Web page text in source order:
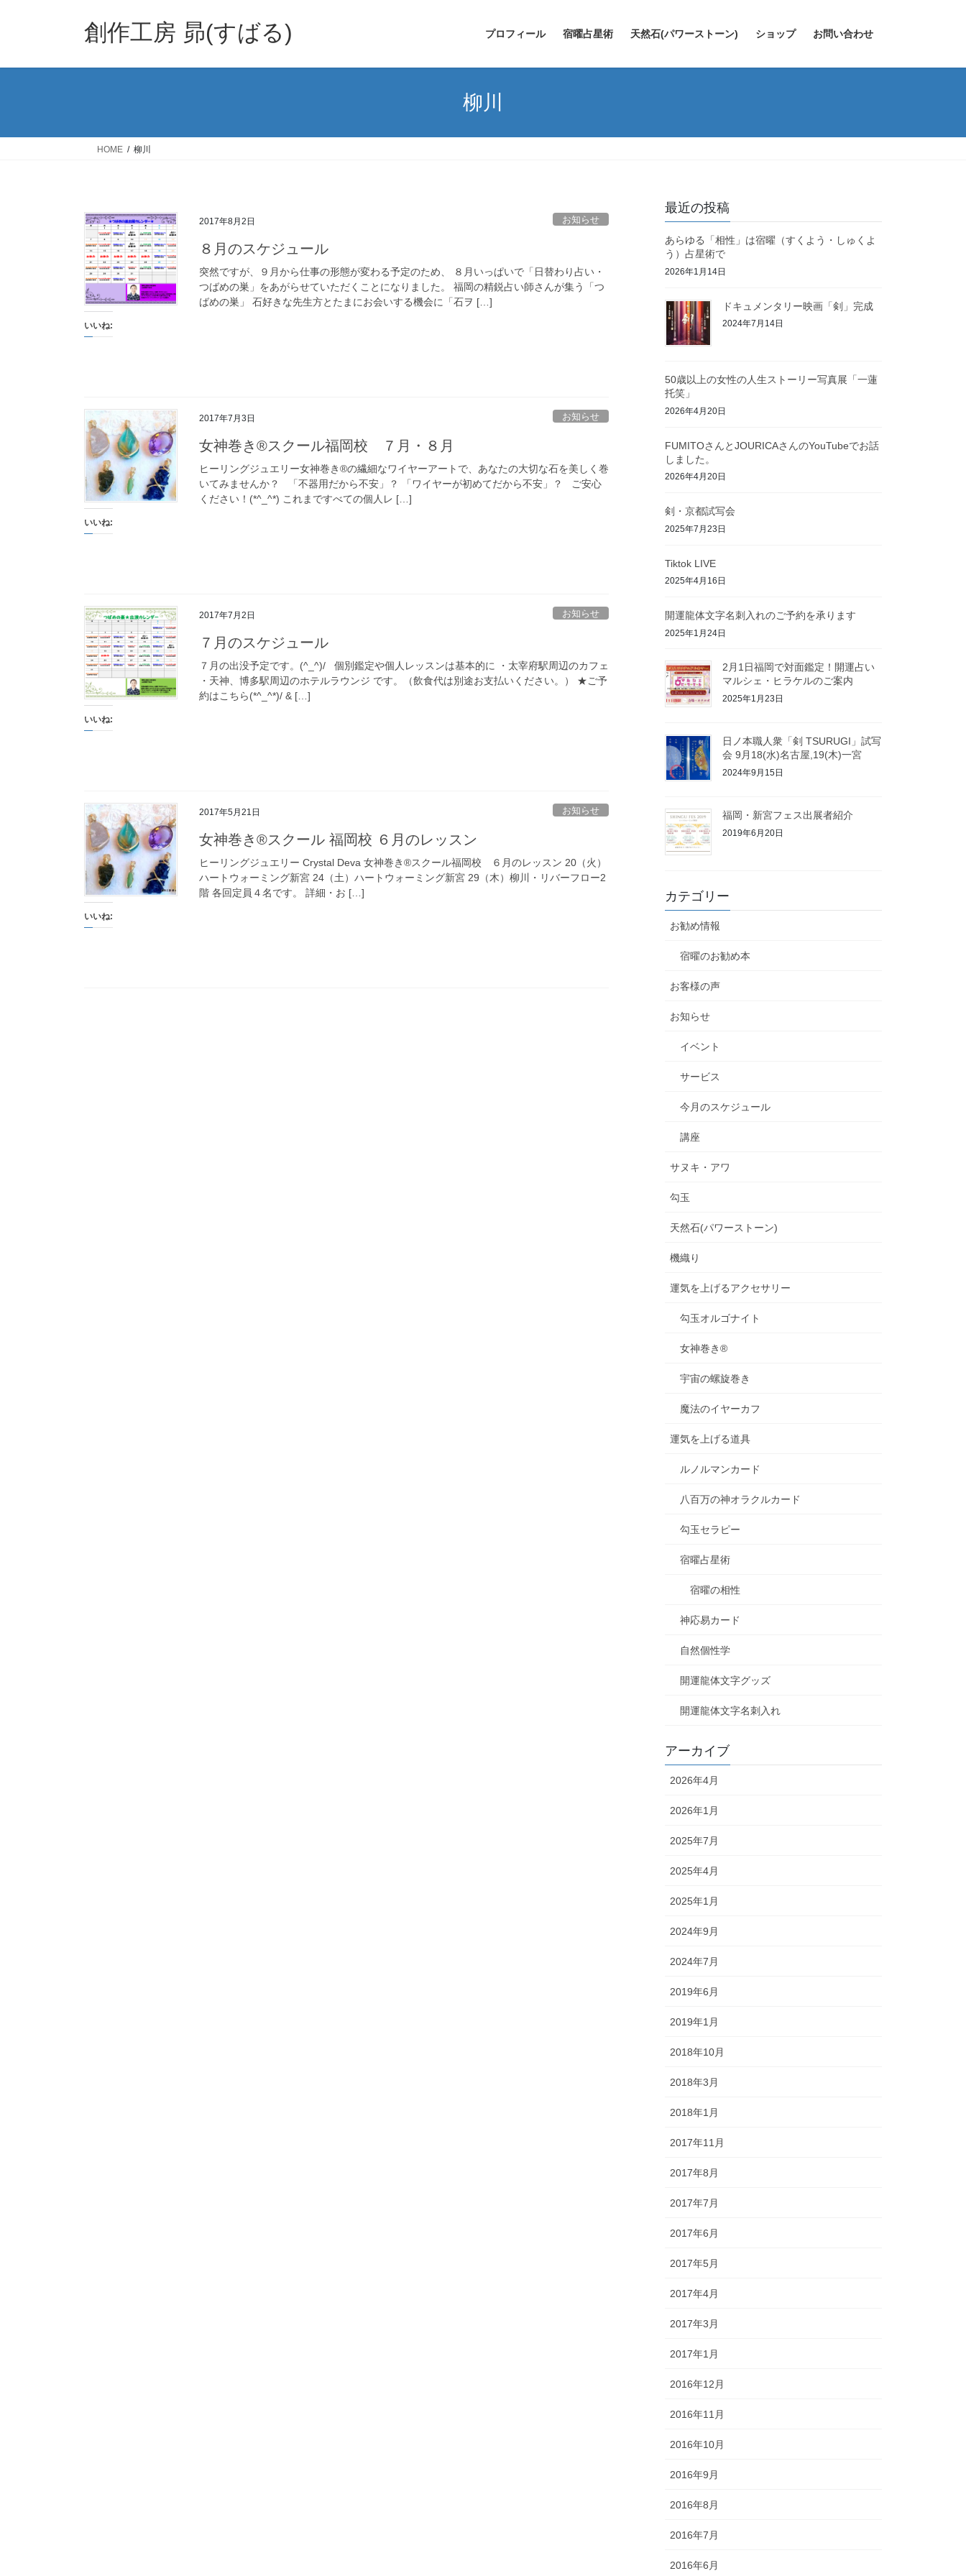
創作工房 昴(すばる) プロフィール 宿曜占星術 天然石(パワーストーン) ショップ お問い合わせ
柳川
HOME 柳川
2017年8月2日 お知らせ
８月のスケジュール
突然ですが、９月から仕事の形態が変わる予定のため、 ８月いっぱいで「日替わり占い・
つばめの巣」をあがらせていただくことになりました。 福岡の精鋭占い師さんが集う「つ
ばめの巣」 石好きな先生方とたまにお会いする機会に「石ヲ […]
いいね:
2017年7月3日 お知らせ
女神巻き®スクール福岡校 ７月・８月
ヒーリングジュエリー女神巻き®の繊細なワイヤーアートで、あなたの大切な石を美しく巻
いてみませんか？ 「不器用だから不安」？ 「ワイヤーが初めてだから不安」？ ご安心
ください！(*^_^*) これまですべての個人レ […]
いいね:
2017年7月2日 お知らせ
７月のスケジュール
７月の出没予定です。(^_^)/ 個別鑑定や個人レッスンは基本的に ・太宰府駅周辺のカフェ
・天神、博多駅周辺のホテルラウンジ です。（飲食代は別途お支払いください。） ★ご予
約はこちら(*^_^*)/ & […]
いいね:
2017年5月21日 お知らせ
女神巻き®スクール 福岡校 ６月のレッスン
ヒーリングジュエリー Crystal Deva 女神巻き®スクール福岡校 ６月のレッスン 20（火）
ハートウォーミング新宮 24（土）ハートウォーミング新宮 29（木）柳川・リバーフロー2
階 各回定員４名です。 詳細・お […]
いいね:
最近の投稿
あらゆる「相性」は宿曜（すくよう・しゅくよ
う）占星術で
2026年1月14日
ドキュメンタリー映画「剣」完成
2024年7月14日
50歳以上の女性の人生ストーリー写真展「一蓮
托笑」
2026年4月20日
FUMITOさんとJOURICAさんのYouTubeでお話
しました。
2026年4月20日
剣・京都試写会
2025年7月23日
Tiktok LIVE
2025年4月16日
開運龍体文字名刺入れのご予約を承ります
2025年1月24日
2月1日福岡で対面鑑定！開運占い
マルシェ・ヒラケルのご案内
2025年1月23日
日ノ本職人衆「剣 TSURUGI」試写
会 9月18(水)名古屋,19(木)一宮
2024年9月15日
福岡・新宮フェス出展者紹介
2019年6月20日
カテゴリー
お勧め情報
宿曜のお勧め本
お客様の声
お知らせ
イベント
サービス
今月のスケジュール
講座
サヌキ・アワ
勾玉
天然石(パワーストーン)
機織り
運気を上げるアクセサリー
勾玉オルゴナイト
女神巻き®
宇宙の螺旋巻き
魔法のイヤーカフ
運気を上げる道具
ルノルマンカード
八百万の神オラクルカード
勾玉セラピー
宿曜占星術
宿曜の相性
神応易カード
自然個性学
開運龍体文字グッズ
開運龍体文字名刺入れ
アーカイブ
2026年4月
2026年1月
2025年7月
2025年4月
2025年1月
2024年9月
2024年7月
2019年6月
2019年1月
2018年10月
2018年3月
2018年1月
2017年11月
2017年8月
2017年7月
2017年6月
2017年5月
2017年4月
2017年3月
2017年1月
2016年12月
2016年11月
2016年10月
2016年9月
2016年8月
2016年7月
2016年6月